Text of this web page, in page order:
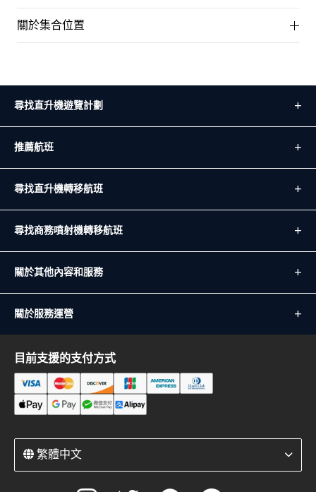
關於集合位置
尋找直升機遊覽計劃
推薦航班
尋找直升機轉移航班
尋找商務噴射機轉移航班
關於其他內容和服務
關於服務運營
目前支援的支付方式
繁體中文